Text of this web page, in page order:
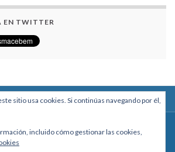
EN TWITTER
esq. Av. Arce, Edificio Arcadia, Mezzanine, Of. 101
sitio usa cookies. Si continúas navegando por él,
incluido cómo gestionar las cookies,